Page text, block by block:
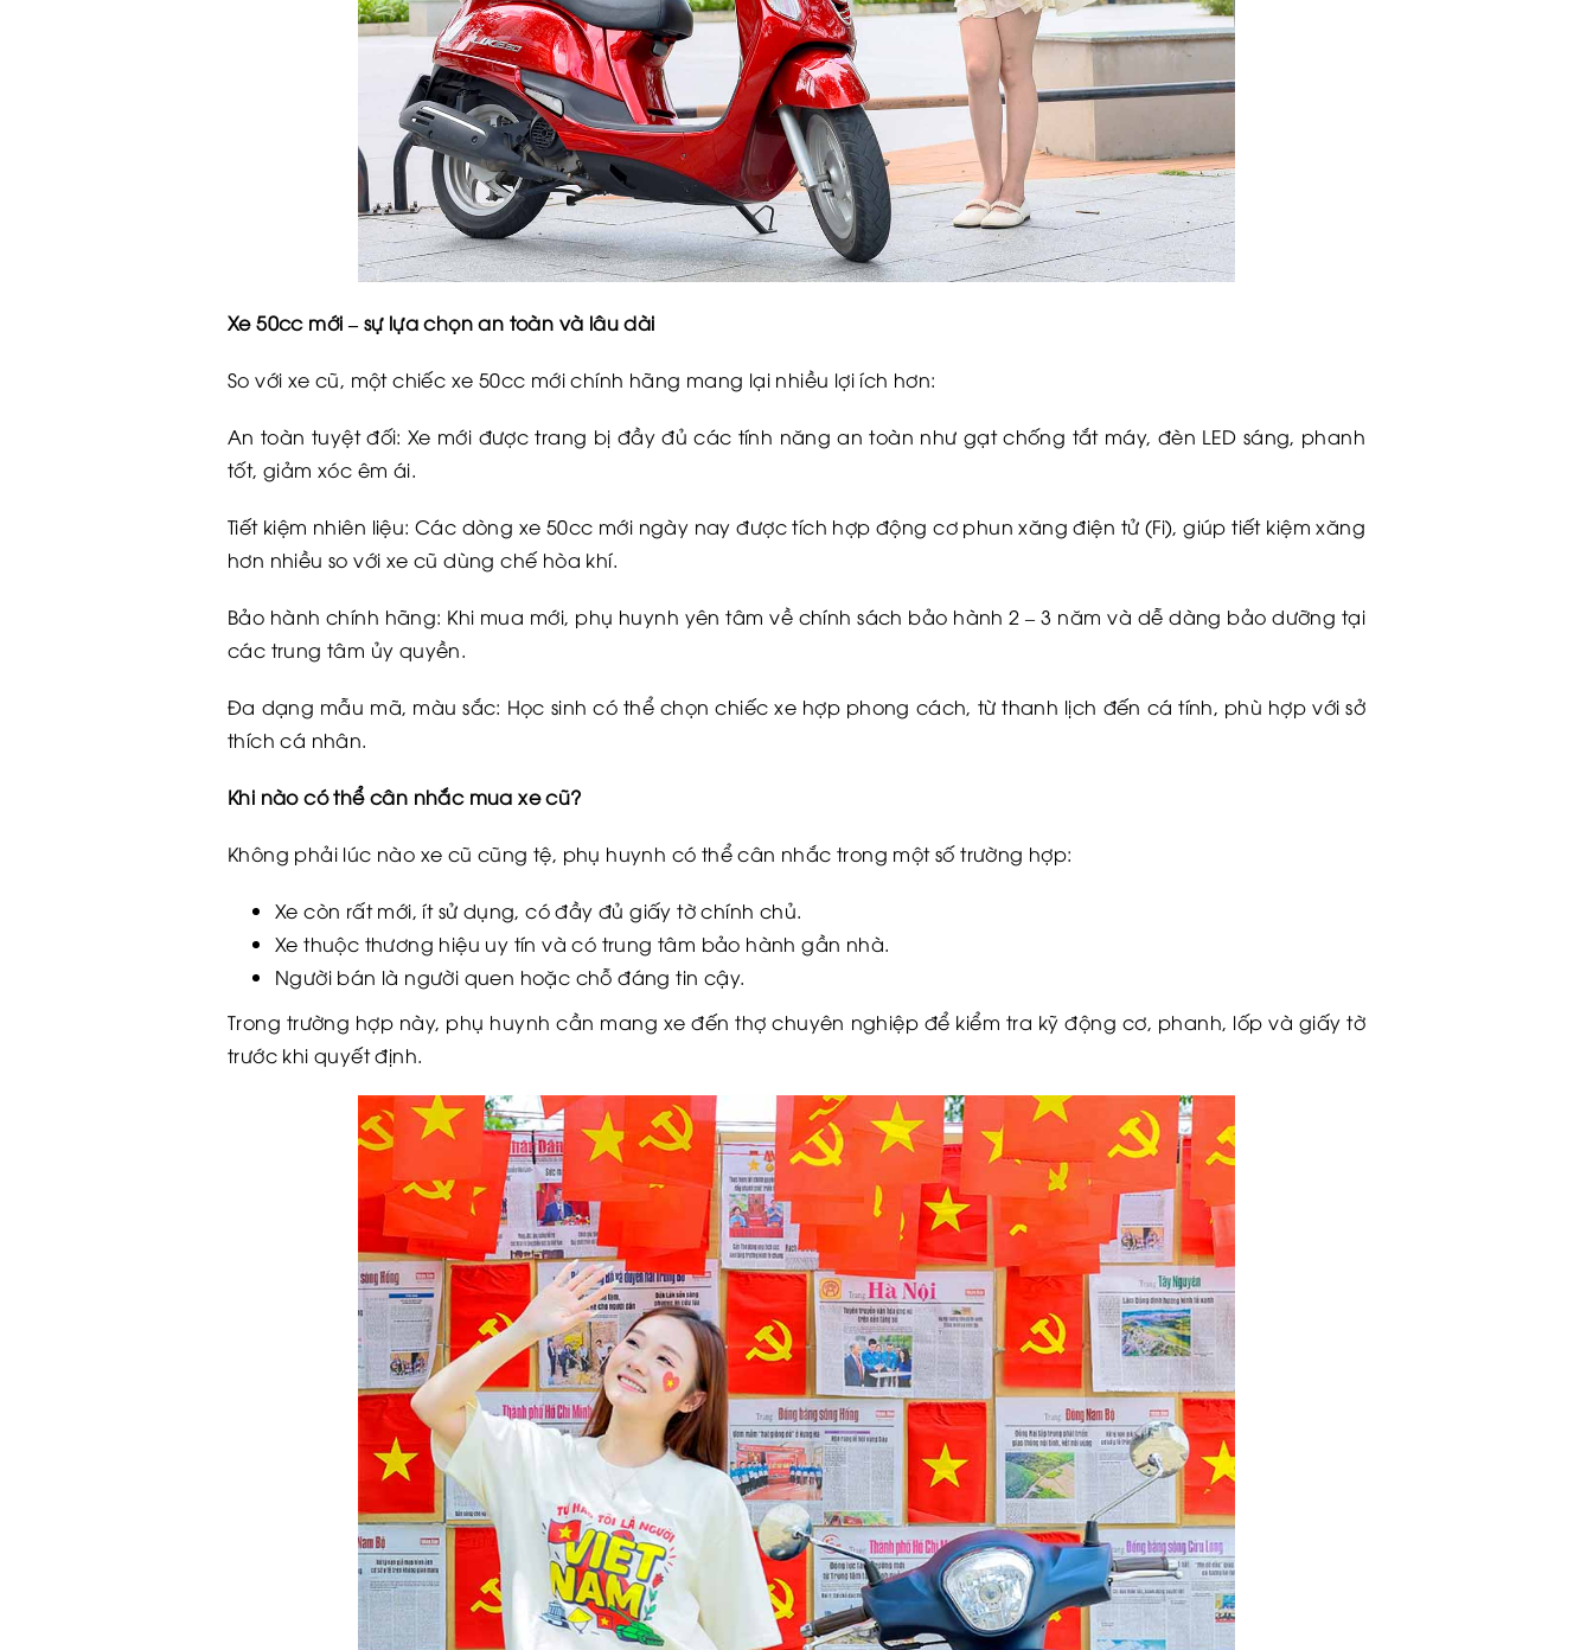
Xe 50cc mới – sự lựa chọn an toàn và lâu dài
So với xe cũ, một chiếc xe 50cc mới chính hãng mang lại nhiều lợi ích hơn:
An toàn tuyệt đối: Xe mới được trang bị đầy đủ các tính năng an toàn như gạt chống tắt máy, đèn LED sáng, phanh
tốt, giảm xóc êm ái.
Tiết kiệm nhiên liệu: Các dòng xe 50cc mới ngày nay được tích hợp động cơ phun xăng điện tử (Fi), giúp tiết kiệm xăng
hơn nhiều so với xe cũ dùng chế hòa khí.
Bảo hành chính hãng: Khi mua mới, phụ huynh yên tâm về chính sách bảo hành 2 – 3 năm và dễ dàng bảo dưỡng tại
các trung tâm ủy quyền.
Đa dạng mẫu mã, màu sắc: Học sinh có thể chọn chiếc xe hợp phong cách, từ thanh lịch đến cá tính, phù hợp với sở
thích cá nhân.
Khi nào có thể cân nhắc mua xe cũ?
Không phải lúc nào xe cũ cũng tệ, phụ huynh có thể cân nhắc trong một số trường hợp:
Xe còn rất mới, ít sử dụng, có đầy đủ giấy tờ chính chủ.
Xe thuộc thương hiệu uy tín và có trung tâm bảo hành gần nhà.
Người bán là người quen hoặc chỗ đáng tin cậy.
Trong trường hợp này, phụ huynh cần mang xe đến thợ chuyên nghiệp để kiểm tra kỹ động cơ, phanh, lốp và giấy tờ
trước khi quyết định.